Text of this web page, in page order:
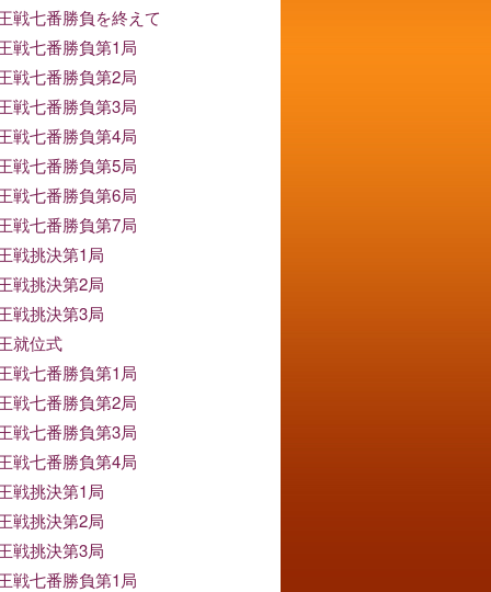
戦七番勝負を終えて
戦七番勝負第1局
戦七番勝負第2局
戦七番勝負第3局
戦七番勝負第4局
戦七番勝負第5局
戦七番勝負第6局
戦七番勝負第7局
戦挑決第1局
戦挑決第2局
戦挑決第3局
就位式
戦七番勝負第1局
戦七番勝負第2局
戦七番勝負第3局
戦七番勝負第4局
戦挑決第1局
戦挑決第2局
戦挑決第3局
戦七番勝負第1局